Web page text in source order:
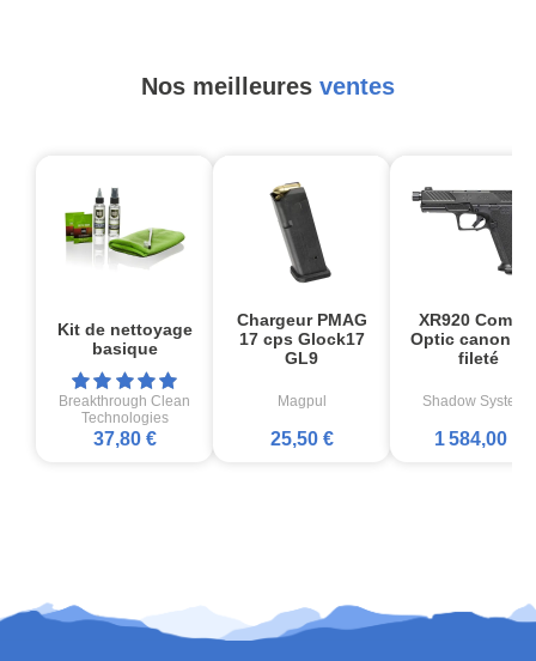
Nos meilleures ventes
Kit de nettoyage
basique
Breakthrough Clean
Technologies
37,80 €
Chargeur PMAG
17 cps Glock17
GL9
Magpul
25,50 €
XR920
Optic canon
fileté
Shadow Systems
1 584,00 €